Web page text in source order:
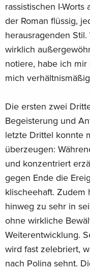
rassistischen I-Worts
der Roman flüssig,
herausragenden
wirklich
notiere, habe ich
mich
Die ersten zwei
Begeisterung und
letzte Drittel konnte
überzeugen:
und konzentriert
gegen Ende die
klischeehaft. Zudem
hinweg zu sehr in
ohne wirkliche
Weiterentwicklung.
wird fast zelebriert,
nach Polina sehnt.